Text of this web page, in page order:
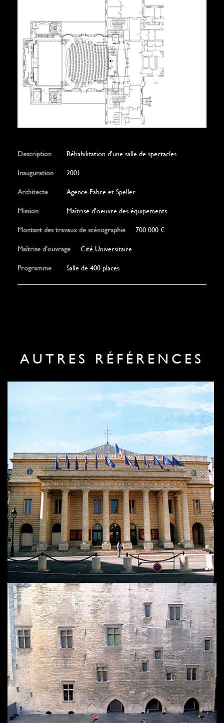
Description
Réhabilitation d'une salle de spectacles
Inauguration
2001
Architecte
Agence Fabre et Speller
Mission
Maîtrise d'oeuvre des équipements
Montant des travaux de scénographie
700 000 €
Maîtrise d'ouvrage
Cité Universitaire
Programme
Salle de 400 places
AUTRES RÉFÉRENCES
THÉÂTRE DE L’EUROPE ODÉON | PARIS
COUR D’HONNEUR DU PALAIS DE PAPES |
AVIGNON